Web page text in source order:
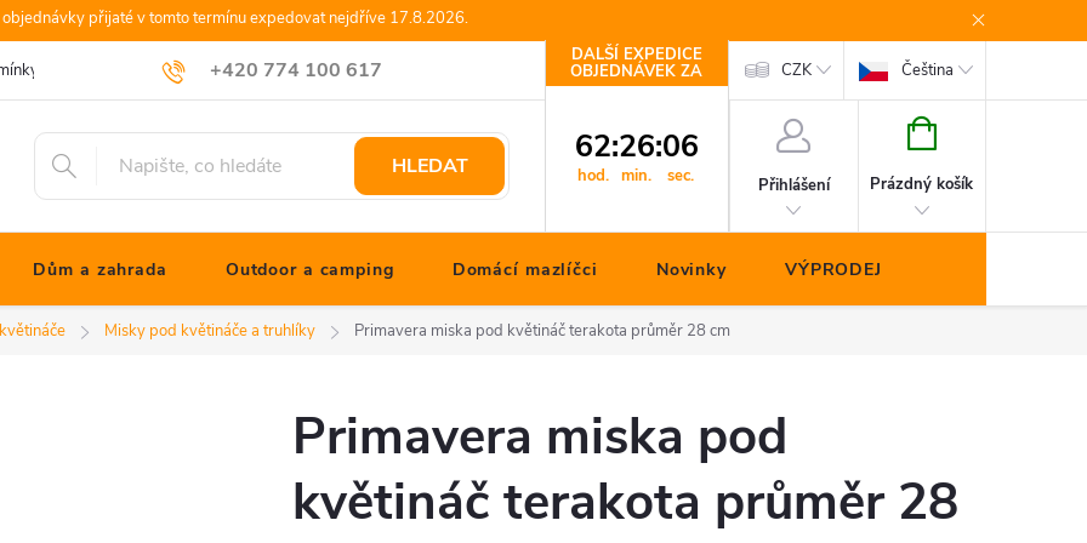
přijaté v tomto termínu expedovat nejdříve 17.8.2026.
+420 774 100 617
info@jonathanshop.cz
Podmínky ochrany osobních údajů Blog JONATHANshop.cz Kontakty CZK Čeština
HLEDAT
DALŠÍ EXPEDICE
OBJEDNÁVEK ZA
62
hod.
:26
min.
:05
sec. Přihlášení
NÁKUPNÍ
Prázdný košík
Dům a zahrada Outdoor a camping Domácí mazlíčci Novinky VÝPRODEJ
Misky pod květináče a truhlíky Primavera miska pod květináč terakota průměr 28 cm
Primavera miska pod
květináč terakota průměr 28